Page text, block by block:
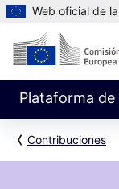
Web oficial de
Plataforma
Contribuciones